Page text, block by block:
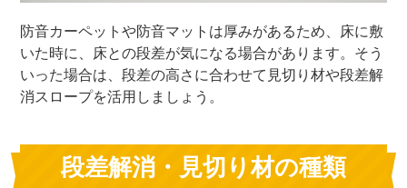
防音カーペットや防音マットは厚みがあるため、床に敷
いた時に、床との段差が気になる場合があります。そう
いった場合は、段差の高さに合わせて見切り材や段差解
消スロープを活用しましょう。
段差解消・見切り材の種類